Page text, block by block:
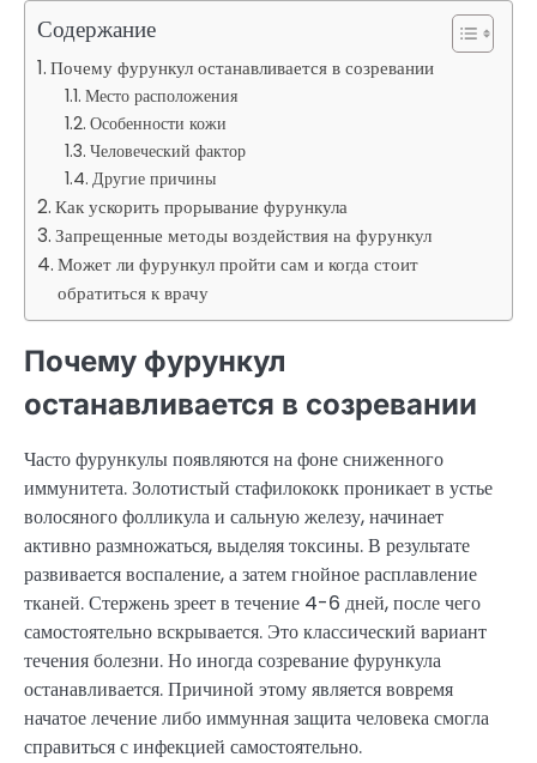
Содержание
Почему фурункул останавливается в созревании
Место расположения
Особенности кожи
Человеческий фактор
Другие причины
Как ускорить прорывание фурункула
Запрещенные методы воздействия на фурункул
Может ли фурункул пройти сам и когда стоит
обратиться к врачу
Почему фурункул
останавливается в созревании
Часто фурункулы появляются на фоне сниженного
иммунитета. Золотистый стафилококк проникает в устье
волосяного фолликула и сальную железу, начинает
активно размножаться, выделяя токсины. В результате
развивается воспаление, а затем гнойное расплавление
тканей. Стержень зреет в течение 4-6 дней, после чего
самостоятельно вскрывается. Это классический вариант
течения болезни. Но иногда созревание фурункула
останавливается. Причиной этому является вовремя
начатое лечение либо иммунная защита человека смогла
справиться с инфекцией самостоятельно.